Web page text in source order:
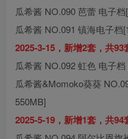
瓜希酱 NO.090 芭蕾 电子档
瓜希酱 NO.091 镇海电子档
2025-3-15，新增2套，共93
瓜希酱 NO.092 虹色 电子
瓜希酱&Momoko葵葵
550MB]
2025-5-19，新增1套，共94